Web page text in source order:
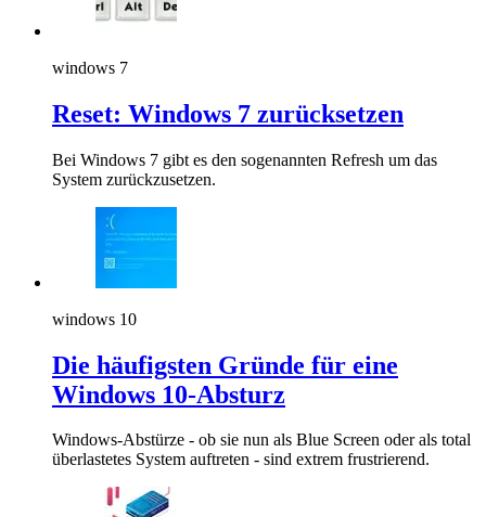
windows 7
Reset: Windows 7 zurücksetzen
Bei Windows 7 gibt es den sogenannten Refresh um das
System zurückzusetzen.
windows 10
Die häufigsten Gründe für eine
Windows 10-Absturz
Windows-Abstürze - ob sie nun als Blue Screen oder als total
überlastetes System auftreten - sind extrem frustrierend.